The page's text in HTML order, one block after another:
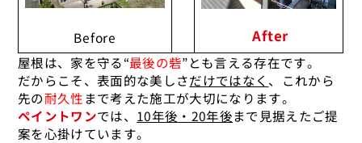
Before After
屋根は、家を守る“最後の砦”とも言える存在です。
だからこそ、表面的な美しさだけではなく 、これから
先の耐久性まで考えた施工が大切になります。
ペイントワンでは、 10年後・20年後まで見据えたご提
案を心掛けています。